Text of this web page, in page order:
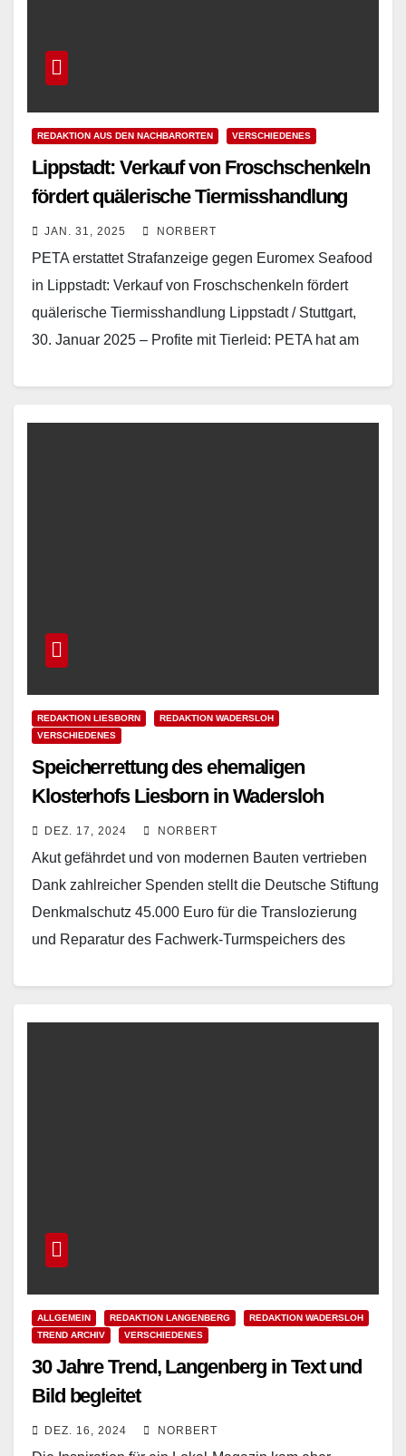
REDAKTION AUS DEN NACHBARORTEN VERSCHIEDENES
Lippstadt: Verkauf von Froschschenkeln
fördert quälerische Tiermisshandlung
JAN. 31, 2025 NORBERT
PETA erstattet Strafanzeige gegen Euromex Seafood
in Lippstadt: Verkauf von Froschschenkeln fördert
quälerische Tiermisshandlung Lippstadt / Stuttgart,
30. Januar 2025 – Profite mit Tierleid: PETA hat am
REDAKTION LIESBORN
REDAKTION WADERSLOH
VERSCHIEDENES
Speicherrettung des ehemaligen
Klosterhofs Liesborn in Wadersloh
DEZ. 17, 2024 NORBERT
Akut gefährdet und von modernen Bauten vertrieben
Dank zahlreicher Spenden stellt die Deutsche Stiftung
Denkmalschutz 45.000 Euro für die Translozierung
und Reparatur des Fachwerk-Turmspeichers des
ALLGEMEIN REDAKTION LANGENBERG
REDAKTION WADERSLOH
TREND ARCHIV
VERSCHIEDENES
30 Jahre Trend, Langenberg in Text und
Bild begleitet
DEZ. 16, 2024 NORBERT